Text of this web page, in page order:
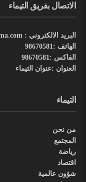
الاتصال بفريق التيماء
البريد الالكتروني : info@attayma.com
الهاتف :98670581
الفاكس :98670581
العنوان :عنوان التيماء
التيماء
من نحن
المجتمع
رياضة
اقتصاد
شؤون عالمية